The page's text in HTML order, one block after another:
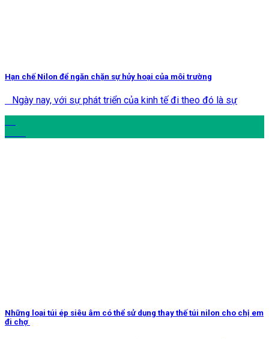
Hạn chế Nilon để ngăn chặn sự hủy hoại của môi trường
Ngày nay, với sự phát triển của kinh tế đi theo đó là sự
Những loại túi ép siêu âm có thể sử dụng thay thế túi nilon cho chị em
đi chợ